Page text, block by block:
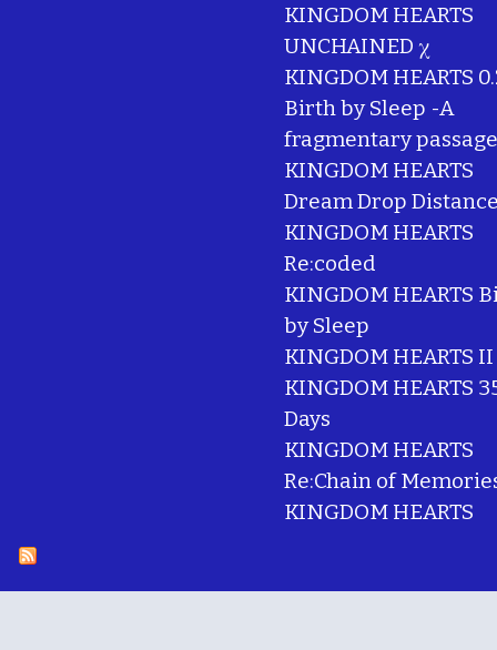
KINGDOM HEARTS
UNCHAINED χ
KINGDOM HEARTS
Birth by Sleep -A
fragmentary
KINGDOM HEARTS
Dream Drop
KINGDOM HEARTS
Re:coded
KINGDOM HEARTS
by Sleep
KINGDOM HEARTS II
KINGDOM HEARTS
Days
KINGDOM HEARTS
Re:Chain of
KINGDOM HEARTS